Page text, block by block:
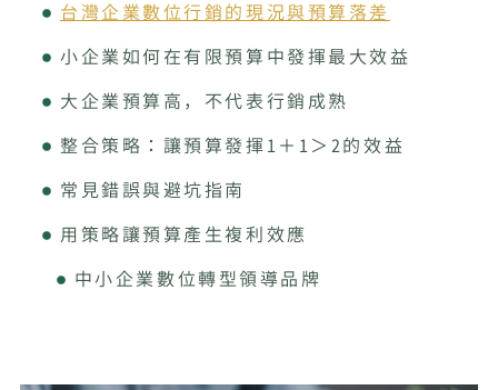
台灣企業數位行銷的現況與預算落差
小企業如何在有限預算中發揮最大效益
大企業預算高，不代表行銷成熟
整合策略：讓預算發揮1＋1＞2的效益
常見錯誤與避坑指南
用策略讓預算產生複利效應
中小企業數位轉型領導品牌